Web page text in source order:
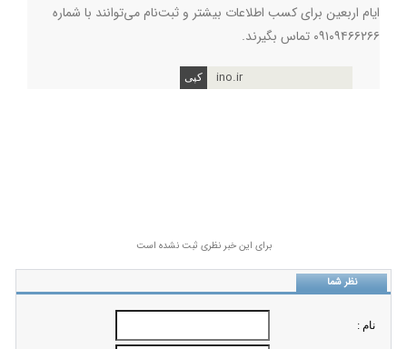
ایام اربعین برای کسب اطلاعات بیشتر و ثبت‌نام می‌توانند با شماره
۰۹۱۰۹۴۶۶۲۶۶ تماس بگیرند.
ino.ir
برای این خبر نظری ثبت نشده است
نظر شما
نام :